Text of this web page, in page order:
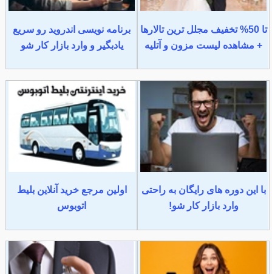
تا 50% تخفیف مجلل ترین تالارها
+ مشاهده لیست مزون و آتلیه
برنامه نویسی اندروید رو سریع
یادبگیر و وارد بازار کار شو
با این دوره های رایگان به راحتی
وارد بازار کار شو!
اولین مرجع خرید آنلاین بلیط
اتوبوس